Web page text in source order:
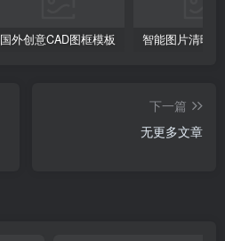
国外创意CAD图框模板
下一篇
无更多文章